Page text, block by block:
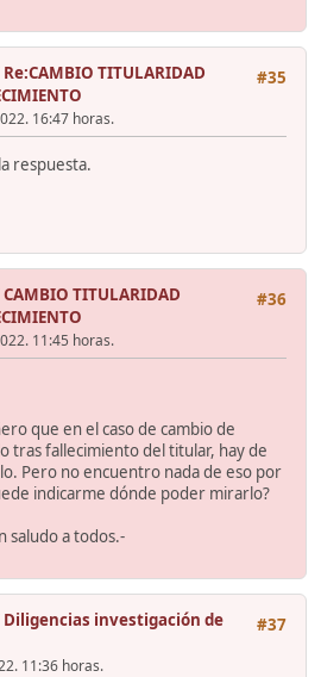
#35
Re:CAMBIO TITULARIDAD
16:47 horas.
respuesta.
#36
CAMBIO TITULARIDAD
11:45 horas.
que en el caso de cambio de
tras fallecimiento del titular, hay de
Pero no encuentro nada de eso por
indicarme dónde poder mirarlo?
saludo a todos.-
#37
Diligencias investigación de
11:36 horas.